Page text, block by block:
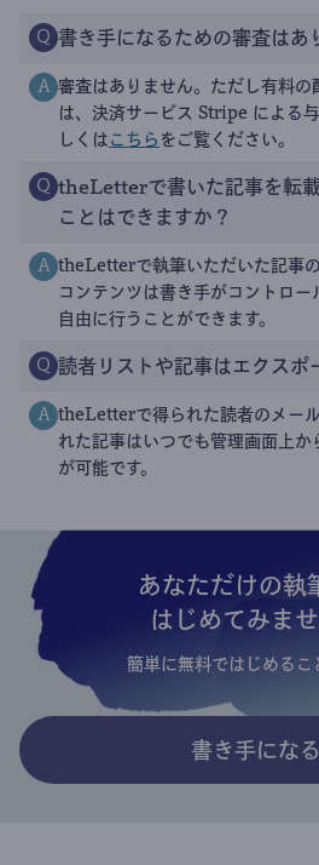
Q 書き手になるための審査はあ
A 審査はありません。ただし有料の
は、決済サービス Stripe による
しくは こちら をご覧ください。
Q theLetterで書いた記事を転
ことはできますか？
A theLetterで執筆いただいた記事の
コンテンツは書き手がコントロー
自由に行うことができます。
Q 読者リストや記事はエクスポ
A theLetterで得られた読者のメー
れた記事はいつでも管理画面上か
が可能です。
あなただけの執
はじめてみま
簡単に無料ではじめるこ
書き手になる